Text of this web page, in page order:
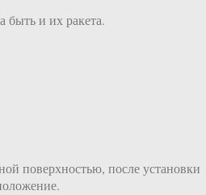
и их ракета.
поверхностью, после установки